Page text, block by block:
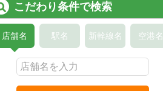
こだわり条件で検索
店舗名 駅名 新幹線名 空港名